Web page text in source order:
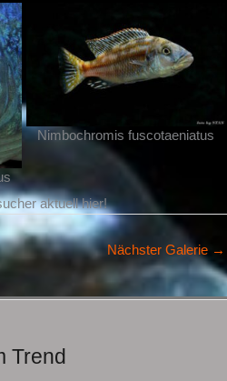
Nimbochromis fuscotaeniatus
aktuell hier!
Nächster Galerie →
Trend